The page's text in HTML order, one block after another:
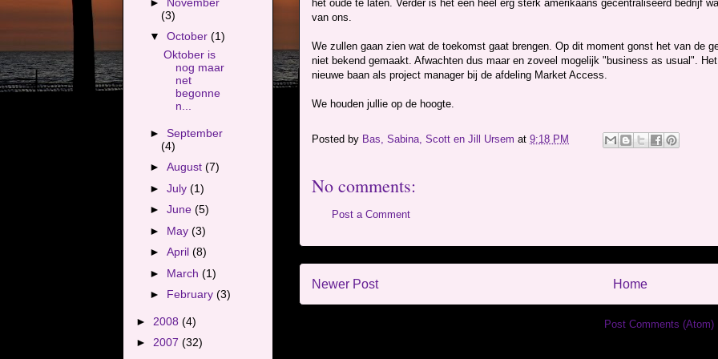
het oude te laten. Verder is het een heel erg sterk amerikaans gecentraliseerd bedrijf
van ons.
We zullen gaan zien wat de toekomst gaat brengen. Op dit moment gonst het van de
niet bekend gemaakt. Afwachten dus maar en zoveel mogelijk "business as usual".
nieuwe baan als project manager bij de afdeling Market Access.
We houden jullie op de hoogte.
Posted by Bas, Sabina, Scott en Jill Ursem at 9:18 PM
No comments:
Post a Comment
Newer Post Home
Post Comments (Atom)
(3)
▼ October (1)
Oktober is
nog maar
net
begonne
n...
► September
(4)
► August (7)
► July (1)
► June (5)
► May (3)
► April (8)
► March (1)
► February (3)
► 2008 (4)
► 2007 (32)